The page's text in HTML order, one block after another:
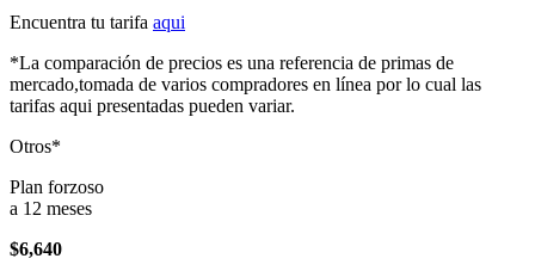
Encuentra tu tarifa aqui
*La comparación de precios es una referencia de primas de
mercado,tomada de varios compradores en línea por lo cual las
tarifas aqui presentadas pueden variar.
Otros*
Plan forzoso
a 12 meses
$6,640